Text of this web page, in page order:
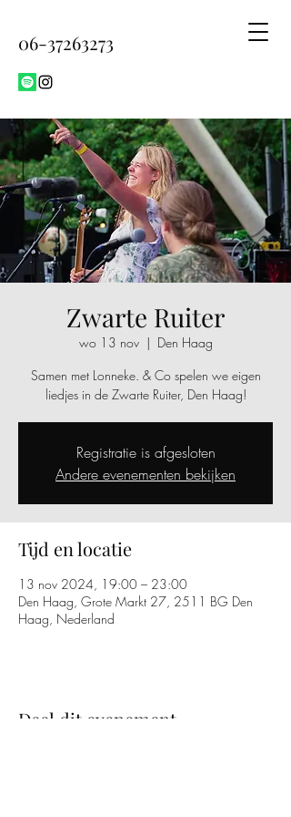
06-37263273
Zwarte Ruiter
wo 13 nov
  |
Den Haag
Samen met Lonneke. & Co spelen we eigen
liedjes in de Zwarte Ruiter, Den Haag!
Registratie is afgesloten
Andere evenementen bekijken
Tijd en locatie
13 nov 2024, 19:00 – 23:00
Den Haag, Grote Markt 27, 2511 BG Den
Haag, Nederland
Deel dit evenement